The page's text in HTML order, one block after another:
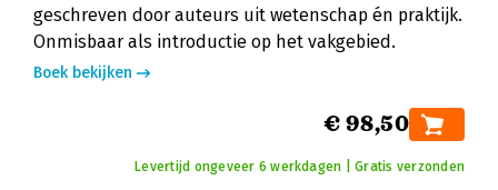
geschreven door auteurs uit wetenschap én praktijk.
Onmisbaar als introductie op het vakgebied.
Boek bekijken
€ 98,50
Levertijd ongeveer 6 werkdagen | Gratis verzonden